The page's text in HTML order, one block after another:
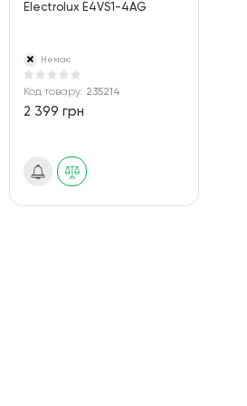
Electrolux E4VS1-4AG
Немає
Код товару: 235214
2 399 грн